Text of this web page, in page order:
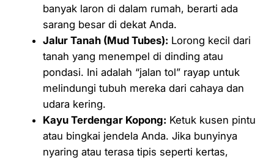
banyak laron di dalam rumah, berarti ada
sarang besar di dekat Anda.
Jalur Tanah (Mud Tubes): Lorong kecil dari
tanah yang menempel di dinding atau
pondasi. Ini adalah “jalan tol” rayap untuk
melindungi tubuh mereka dari cahaya dan
udara kering.
Kayu Terdengar Kopong: Ketuk kusen pintu
atau bingkai jendela Anda. Jika bunyinya
nyaring atau terasa tipis seperti kertas,